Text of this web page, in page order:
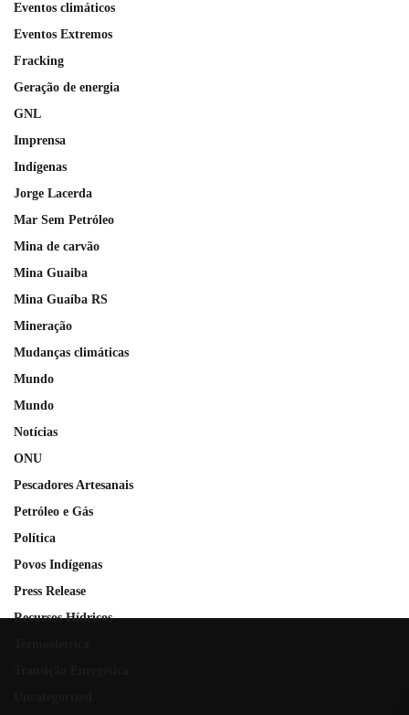
Eventos climáticos
Eventos Extremos
Fracking
Geração de energia
GNL
Imprensa
Indígenas
Jorge Lacerda
Mar Sem Petróleo
Mina de carvão
Mina Guaiba
Mina Guaíba RS
Mineração
Mudanças climáticas
Mundo
Mundo
Notícias
ONU
Pescadores Artesanais
Petróleo e Gás
Política
Povos Indígenas
Press Release
Recursos Hídricos